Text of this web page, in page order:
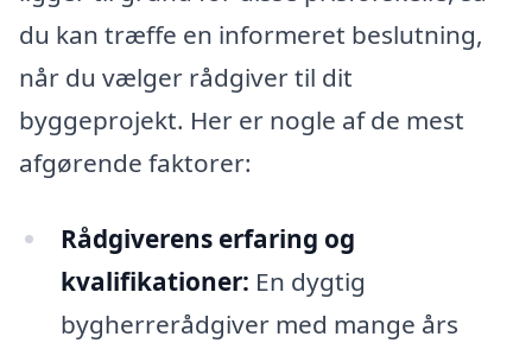
du kan træffe en informeret beslutning,
når du vælger rådgiver til dit
byggeprojekt. Her er nogle af de mest
afgørende faktorer:
Rådgiverens erfaring og
kvalifikationer: En dygtig
bygherrerådgiver med mange års